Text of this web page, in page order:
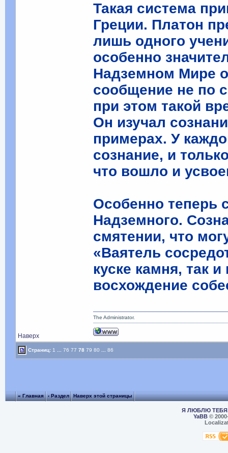
Такая система
Греции. Платон
лишь одного
особенно
Надземном Мире
сообщение не по
при этом такой
Он изучал
примерах. У
сознание, и
что вошло и
Особенно теперь
Надземного.
смятении, что
«Ваятель
куске камня, так
восхождение
Наверх
The Administrator.
Страниц: 1 76 77 78 79 80 86
« Главная ‹ Раздел Наверх этой страницы
Я ЛЮБЛЮ
YaBB©